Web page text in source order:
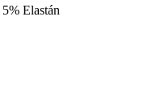
Elastán